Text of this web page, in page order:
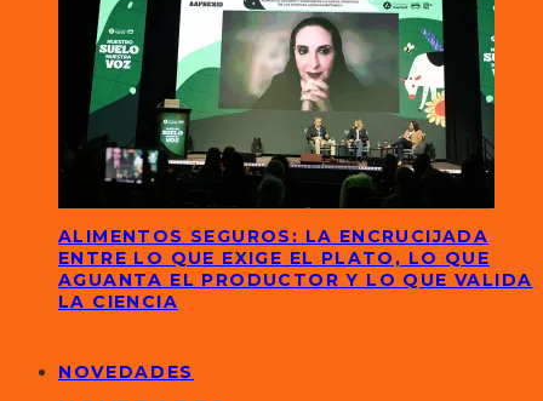
ALIMENTOS SEGUROS: LA ENCRUCIJADA
ENTRE LO QUE EXIGE EL PLATO, LO QUE
AGUANTA EL PRODUCTOR Y LO QUE VALIDA
LA CIENCIA
NOVEDADES